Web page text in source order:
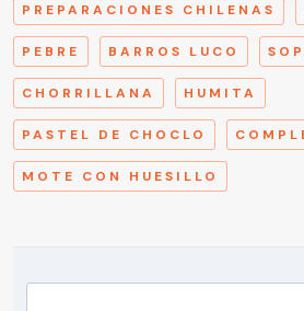
PREPARACIONES CHILENAS
PEBRE BARROS LUCO
CHORRILLANA HUMITA
PASTEL DE CHOCLO
MOTE CON HUESILLO